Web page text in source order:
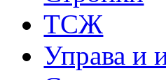
ТСЖ
Управа и